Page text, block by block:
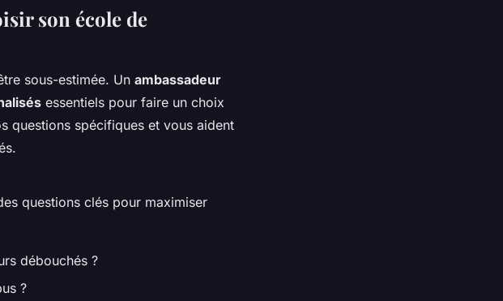
son école de
sous-estimée. Un ambassadeur
essentiels pour faire un choix
questions spécifiques et vous aident
questions clés pour maximiser
débouchés ?
?